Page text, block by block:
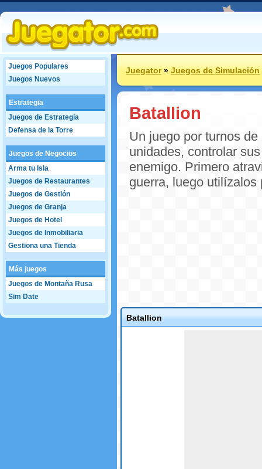
Juegos Populares
Juegos Nuevos
Estrategia
Juegos de Estrategia
Defensa de la Torre
Juegos de Negocios
Arma tu Isla
Juegos de Restaurantes
Juegos de Gestión
Juegos de Granja
Juegos de Hotel
Juegos de Inmobiliaria
Gestiona una Tienda
Más juegos
Juegos de Montaña Rusa
Sim Date
Juegator»Juegos de Simulación
Batallion
Un juego por turnos
unidades, controlar
enemigo. Primero
guerra, luego utilízalos
Batallion